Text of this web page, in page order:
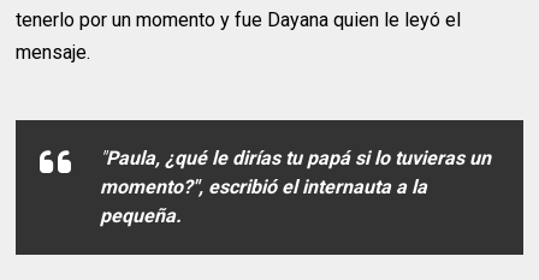
tenerlo por un momento y fue Dayana quien le leyó el
mensaje.
"Paula, ¿qué le dirías tu papá si lo tuvieras un
momento?", escribió el internauta a la
pequeña.